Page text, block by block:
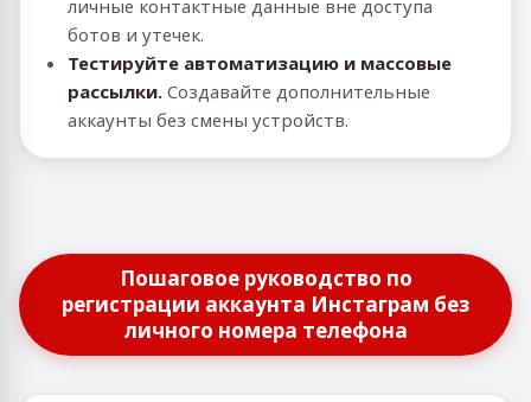
личные контактные данные вне доступа
ботов и утечек.
Тестируйте автоматизацию и массовые
рассылки. Создавайте дополнительные
аккаунты без смены устройств.
Пошаговое руководство по
регистрации аккаунта Инстаграм без
личного номера телефона